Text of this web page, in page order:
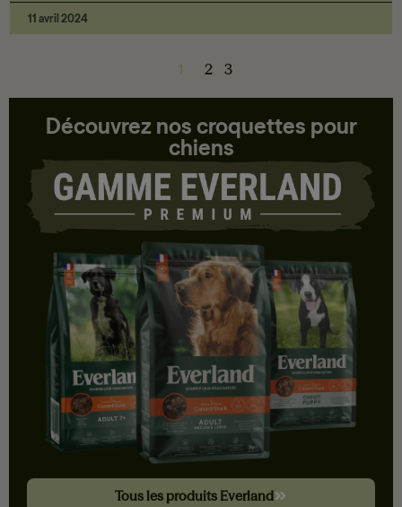
11 avril 2024
1 2 3
Découvrez nos croquettes pour
chiens
Tous les produits Everland